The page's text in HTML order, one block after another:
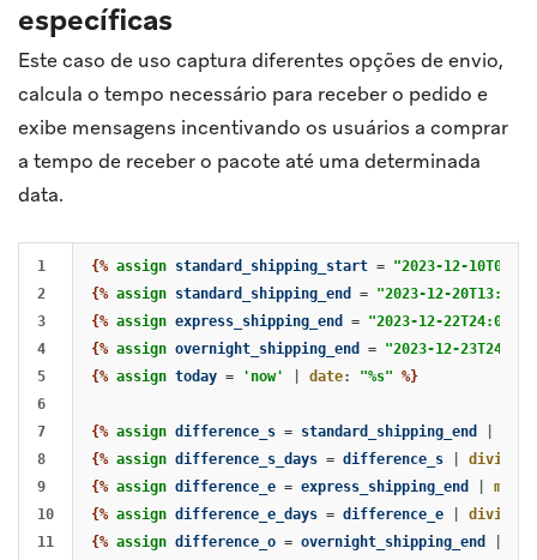
específicas
Este caso de uso captura diferentes opções de envio,
calcula o tempo necessário para receber o pedido e
exibe mensagens incentivando os usuários a comprar
a tempo de receber o pacote até uma determinada
data.
1
2
3
4
5
6
7
8
9
10
11
{% assign standard_shipping_start = "2023-12-
{% assign standard_shipping_end = "2023-12-20T13:00-
{% assign express_shipping_end = "2023-12-22T24:00-
{% assign overnight_shipping_end = "2023-12-
{% assign today = 'now' date: "%s" %}
{% assign difference_s = standard_shipping_end
{% assign difference_s_days = difference_s
{% assign difference_e = express_shipping_end minus
{% assign difference_e_days = difference_e
{% assign difference_o = overnight_shipping_end